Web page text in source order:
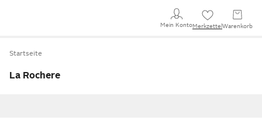
Mein KontoMerkzettel Warenkorb
Startseite
La Rochere